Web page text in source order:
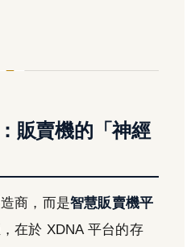
販賣機的「神經
商，而是智慧販賣機平
在於 XDNA 平台的存